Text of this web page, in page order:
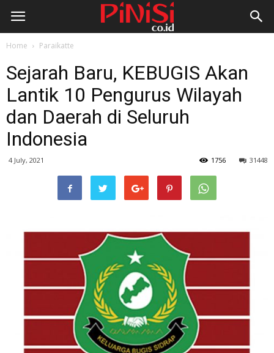
Home Paraikatte
Sejarah Baru, KEBUGIS Akan
Lantik 10 Pengurus Wilayah
dan Daerah di Seluruh
Indonesia
4 July, 2021 31448
1756